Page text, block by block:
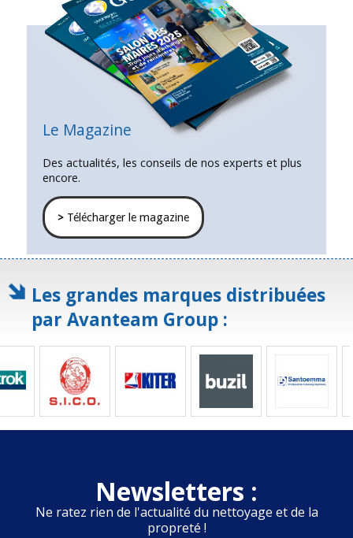
Le Magazine
Des actualités, les conseils de nos experts et plus
encore.
>Télécharger le magazine
Les grandes marques distribuées
par Avanteam Group :
Newsletters :
Ne ratez rien de l'actualité du nettoyage et de la
propreté !